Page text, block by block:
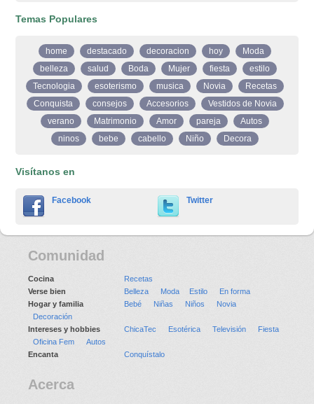
Temas Populares
home destacado decoracion hoy
Moda
belleza
salud Boda Mujer fiesta
estilo
Tecnologia
esoterismo musica Novia
Recetas
Conquista
consejos Accesorios
Vestidos de Novia
verano
Matrimonio Amor pareja
Autos
ninos
bebe cabello Niño Decora
Visítanos en
Facebook Twitter
Comunidad
Cocina
Recetas
Verse bien
Belleza Moda Estilo
En forma
Hogar y familia
Bebé Niñas Niños
Novia
Decoración
Intereses y hobbies
ChicaTec Esotérica Televisión
Fiesta
Oficina Fem
Autos
Encanta
Conquístalo
Acerca